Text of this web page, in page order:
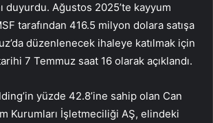
duyurdu. Ağustos 2025’te kayyum
tarafından 416.5 milyon dolara satışa
düzenlenecek ihaleye katılmak için
7 Temmuz saat 16 olarak açıklandı.
yüzde 42.8’ine sahip olan Can
Kurumları İşletmeciliği AŞ, elindeki